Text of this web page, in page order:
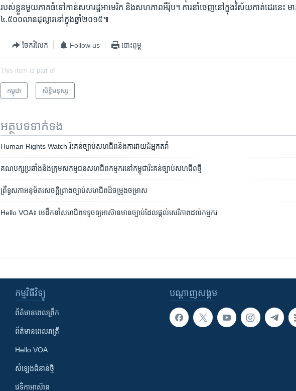
របស់​ខ្លួន​មួយ​ភាគ​ធំ​ទៅ​កាន់​សហរដ្ឋ​អាមេរិក​ និង​សហភាព​អឺរ៉ុប។ ការ​នាំចេញ​នៅ​ក្នុង​វិស័យ​កាត់ដេរ​នេះ មា
៤.៥០០​លាន​ដុល្លារ​នៅ​ក្នុង​ឆ្នាំ​២០១៥៕
ចែករំលែក Follow us បោះពុម្ព
This item is part of
កម្ពុជា សិទ្ធិ​មនុស្ស
អត្ថបទ​ទាក់ទង
Human Rights Watch រិះគន់​ច្បាប់​សហជីព​និង​ការវាយដំ​អ្នកតវ៉ា
គណបក្ស​ប្រឆាំង​និង​ក្រុមសកម្មជន​សហជីព​កម្មករ​នៅ​កម្ពុជា​រិះគន់​​ច្បាប់​សហជីព​​ថ្មី
ព្រឹទ្ធសភា​អនុម័ត​សេចក្តី​ព្រាង​ច្បាប់​សហជីព​ដ៏​ចម្រូងចម្រាស
Hello VOA៖ មេដឹកនាំ​សហជីព​ទទូច​ឲ្យ​អាស៊ាន​មាន​ច្បាប់​ដែល​ផ្តល់​សេរីភាព​ដល់​កម្មករ
បណ្តាញ​សង្គម
កម្មវិធី​វិទ្យុ
ព័ត៌មាន​ពេល​ព្រឹក
ព័ត៌មាន​​ពេល​រាត្រី
Hello VOA
សំឡេង​ជំនាន់​ថ្មី
វេទិកា​អាស៊ាន